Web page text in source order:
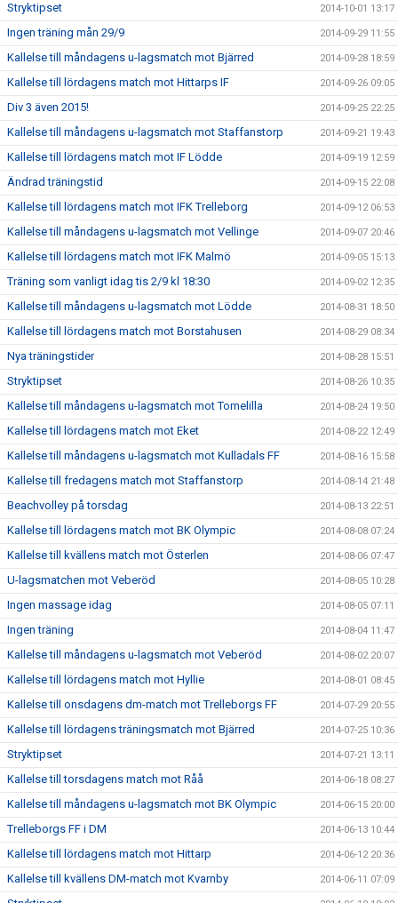
Stryktipset 2014-10-01 13:17
Ingen träning mån 29/9 2014-09-29 11:55
Kallelse till måndagens u-lagsmatch mot Bjärred 2014-09-28 18:59
Kallelse till lördagens match mot Hittarps IF 2014-09-26 09:05
Div 3 även 2015! 2014-09-25 22:25
Kallelse till måndagens u-lagsmatch mot Staffanstorp 2014-09-21 19:43
Kallelse till lördagens match mot IF Lödde 2014-09-19 12:59
Ändrad träningstid 2014-09-15 22:08
Kallelse till lördagens match mot IFK Trelleborg 2014-09-12 06:53
Kallelse till måndagens u-lagsmatch mot Vellinge 2014-09-07 20:46
Kallelse till lördagens match mot IFK Malmö 2014-09-05 15:13
Träning som vanligt idag tis 2/9 kl 18:30 2014-09-02 12:35
Kallelse till måndagens u-lagsmatch mot Lödde 2014-08-31 18:50
Kallelse till lördagens match mot Borstahusen 2014-08-29 08:34
Nya träningstider 2014-08-28 15:51
Stryktipset 2014-08-26 10:35
Kallelse till måndagens u-lagsmatch mot Tomelilla 2014-08-24 19:50
Kallelse till lördagens match mot Eket 2014-08-22 12:49
Kallelse till måndagens u-lagsmatch mot Kulladals FF 2014-08-16 15:58
Kallelse till fredagens match mot Staffanstorp 2014-08-14 21:48
Beachvolley på torsdag 2014-08-13 22:51
Kallelse till lördagens match mot BK Olympic 2014-08-08 07:24
Kallelse till kvällens match mot Österlen 2014-08-06 07:47
U-lagsmatchen mot Veberöd 2014-08-05 10:28
Ingen massage idag 2014-08-05 07:11
Ingen träning 2014-08-04 11:47
Kallelse till måndagens u-lagsmatch mot Veberöd 2014-08-02 20:07
Kallelse till lördagens match mot Hyllie 2014-08-01 08:45
Kallelse till onsdagens dm-match mot Trelleborgs FF 2014-07-29 20:55
Kallelse till lördagens träningsmatch mot Bjärred 2014-07-25 10:36
Stryktipset 2014-07-21 13:11
Kallelse till torsdagens match mot Råå 2014-06-18 08:27
Kallelse till måndagens u-lagsmatch mot BK Olympic 2014-06-15 20:00
Trelleborgs FF i DM 2014-06-13 10:44
Kallelse till lördagens match mot Hittarp 2014-06-12 20:36
Kallelse till kvällens DM-match mot Kvarnby 2014-06-11 07:09